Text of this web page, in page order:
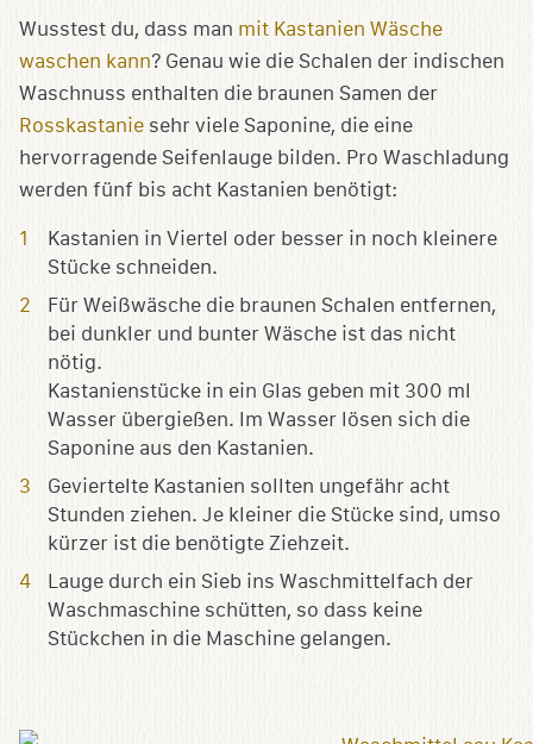
Wusstest du, dass man mit Kastanien Wäsche
waschen kann? Genau wie die Schalen der indischen
Waschnuss enthalten die braunen Samen der
Rosskastanie sehr viele Saponine, die eine
hervorragende Seifenlauge bilden. Pro Waschladung
werden fünf bis acht Kastanien benötigt:
Kastanien in Viertel oder besser in noch kleinere
Stücke schneiden.
Für Weißwäsche die braunen Schalen entfernen,
bei dunkler und bunter Wäsche ist das nicht
nötig.
Kastanienstücke in ein Glas geben mit 300 ml
Wasser übergießen. Im Wasser lösen sich die
Saponine aus den Kastanien.
Geviertelte Kastanien sollten ungefähr acht
Stunden ziehen. Je kleiner die Stücke sind, umso
kürzer ist die benötigte Ziehzeit.
Lauge durch ein Sieb ins Waschmittelfach der
Waschmaschine schütten, so dass keine
Stückchen in die Maschine gelangen.